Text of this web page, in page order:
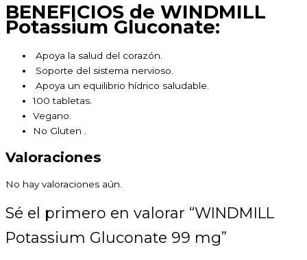
BENEFICIOS de WINDMILL
Potassium Gluconate:
Apoya la salud del corazón.
Soporte del sistema nervioso.
Apoya un equilibrio hídrico saludable.
100 tabletas.
Vegano.
No Gluten .
Valoraciones
No hay valoraciones aún.
Sé el primero en valorar “WINDMILL
Potassium Gluconate 99 mg”